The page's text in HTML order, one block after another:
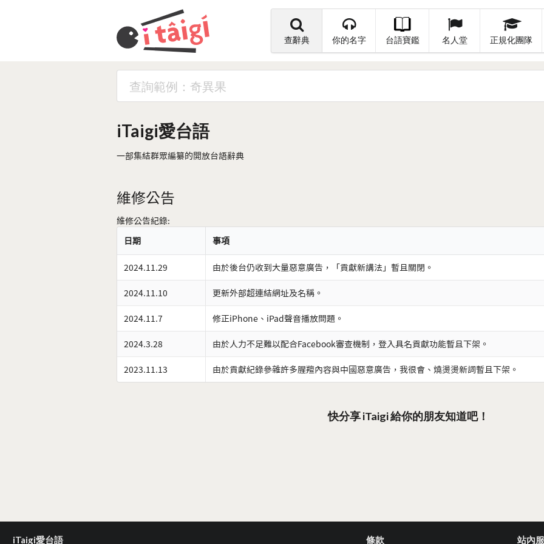
查辭典 你的名字 台語寶鑑 名人堂 正規化團隊
iTaigi愛台語
一部集結群眾編纂的開放台語辭典
維修公告
維修公告紀錄:
日期
事項
2024.11.29 由於後台仍收到大量惡意廣告，「貢獻新講法」暫且關閉。
2024.11.10 更新外部超連結網址及名稱。
2024.11.7 修正iPhone、iPad聲音播放問題。
2024.3.28 由於人力不足難以配合Facebook審查機制，登入具名貢獻功能暫且下架。
2023.11.13 由於貢獻紀錄參雜許多腥羶內容與中國惡意廣告，我很會、燒燙燙新詞暫且下架。
快分享 iTaigi 給你的朋友知道吧！
iTaigi愛台語 條款 站內